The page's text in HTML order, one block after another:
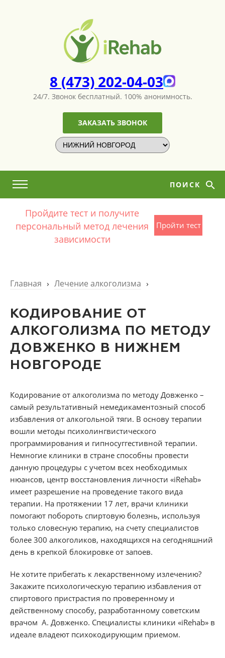
8 (473) 202-04-03
24/7. Звонок бесплатный. 100% анонимность.
ЗАКАЗАТЬ ЗВОНОК
ПОИСК
Пройдите тест и получите
персональный метод лечения
зависимости
Пройти тест
Главная › Лечение алкоголизма ›
КОДИРОВАНИЕ ОТ
АЛКОГОЛИЗМА ПО МЕТОДУ
ДОВЖЕНКО В НИЖНЕМ
НОВГОРОДЕ
Кодирование от алкоголизма по методу Довженко –
самый результативный немедикаментозный способ
избавления от алкогольной тяги. В основу терапии
вошли методы психолингвистического
программирования и гипносуггестивной терапии.
Немногие клиники в стране способны провести
данную процедуры с учетом всех необходимых
нюансов, центр восстановления личности «iRehab»
имеет разрешение на проведение такого вида
терапии. На протяжении 17 лет, врачи клиники
помогают побороть спиртовую болезнь, используя
только словесную терапию, на счету специалистов
более 300 алкоголиков, находящихся на сегодняшний
день в крепкой блокировке от запоев.
Не хотите прибегать к лекарственному излечению?
Закажите психологическую терапию избавления от
спиртового пристрастия по проверенному и
действенному способу, разработанному советским
врачом А. Довженко. Специалисты клиники «iRehab» в
идеале владеют психокодирующим приемом.